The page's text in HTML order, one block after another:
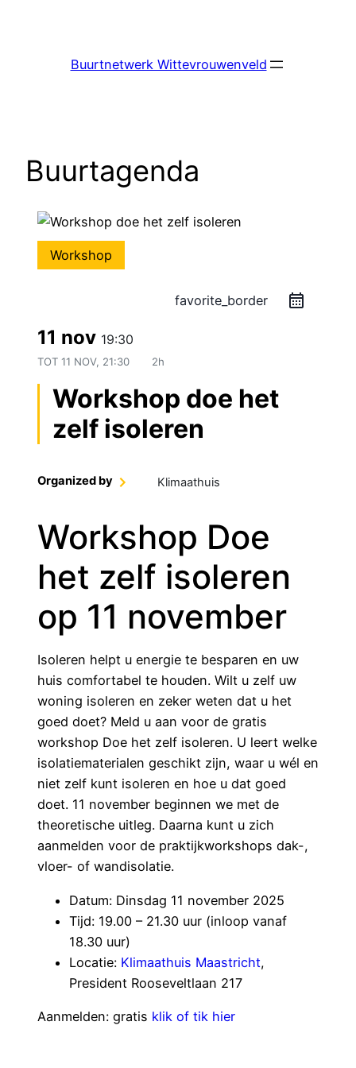
Buurtnetwerk Wittevrouwenveld
Buurtagenda
Workshop
favorite_border
11 nov 19:30
TOT 11 NOV, 21:30 2h
Workshop doe het
zelf isoleren
Organized by Klimaathuis
Workshop Doe
het zelf isoleren
op 11 november
Isoleren helpt u energie te besparen en uw
huis comfortabel te houden. Wilt u zelf uw
woning isoleren en zeker weten dat u het
goed doet? Meld u aan voor de gratis
workshop Doe het zelf isoleren. U leert welke
isolatiematerialen geschikt zijn, waar u wél en
niet zelf kunt isoleren en hoe u dat goed
doet. 11 november beginnen we met de
theoretische uitleg. Daarna kunt u zich
aanmelden voor de praktijkworkshops dak-,
vloer- of wandisolatie.
Datum: Dinsdag 11 november 2025
Tijd: 19.00 – 21.30 uur (inloop vanaf
18.30 uur)
Locatie: Klimaathuis Maastricht,
President Rooseveltlaan 217
Aanmelden: gratis klik of tik hier